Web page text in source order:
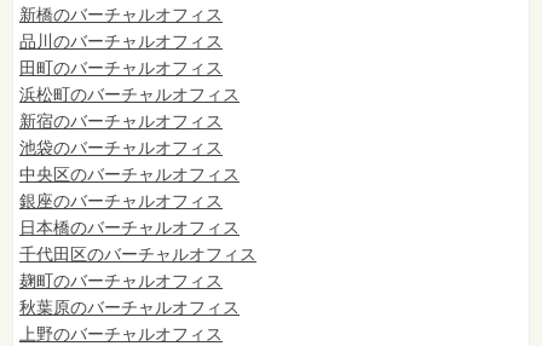
新橋のバーチャルオフィス
品川のバーチャルオフィス
田町のバーチャルオフィス
浜松町のバーチャルオフィス
新宿のバーチャルオフィス
池袋のバーチャルオフィス
中央区のバーチャルオフィス
銀座のバーチャルオフィス
日本橋のバーチャルオフィス
千代田区のバーチャルオフィス
麹町のバーチャルオフィス
秋葉原のバーチャルオフィス
上野のバーチャルオフィス